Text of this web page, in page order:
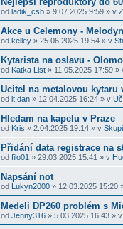
od ladik_csb » 9.07.2025 9:59 » v
Akce u Celemony -
od kelley » 25.06.2025 19:54 » v
Kytarista na oslavu -
od Katka List » 11.05.2025 17:59 »
Ucitel na metalovou kytaru
od lt.dan » 12.04.2025 16:24 » v
Hledam na kapelu v Praze
od Kris » 2.04.2025 19:14 » v
Přidání data registrace na
od filo01 » 29.03.2025 15:41 » v
Napsání not
od Lukyn2000 » 12.03.2025 15:20
Medeli DP260 problém s
od Jenny316 » 5.03.2025 16:43 » v